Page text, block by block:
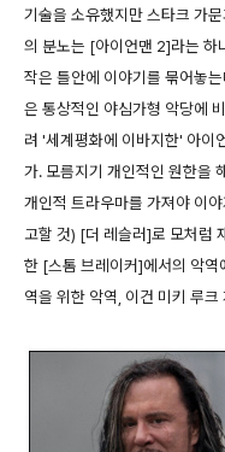
기술을 소유했지만 스타크 가
의 분노는 [아이언맨 2]라는 하
작은 틀안에 이야기를 묶어놓
은 통상적인 야심가형 악당에
려 '세계평화에 이바지한' 아이
가. 모름지기 개인적인 원한을
개인적 트라우마를 가져야 이
고할 것) [더 레슬러]로 모처럼
한 [스톰 브레이커]에서의 악역
역을 위한 악역, 이건 미키 루